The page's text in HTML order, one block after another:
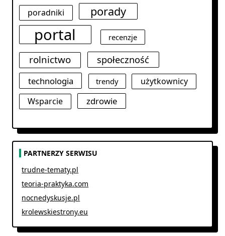
poradniki
porady
portal recenzje
rolnictwo społeczność
technologia trendy
użytkownicy
Wsparcie
zdrowie
PARTNERZY SERWISU
trudne-tematy.pl
teoria-praktyka.com
nocnedyskusje.pl
krolewskiestrony.eu